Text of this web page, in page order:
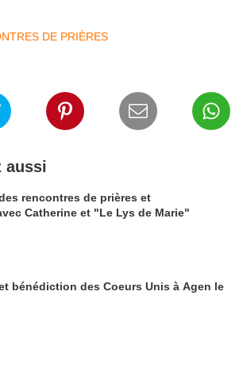
DE PRIÈRES
aussi
rencontres de prières et
Catherine et "Le Lys de Marie"
bénédiction des Coeurs Unis à Agen le